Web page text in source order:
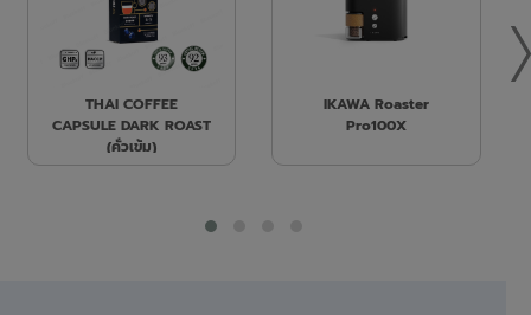
THAI COFFEE
CAPSULE DARK ROAST
(คั่วเข้ม)
IKAWA Roaster
Pro100X